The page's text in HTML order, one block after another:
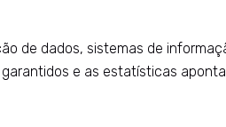
de dados, sistemas de
e as estatísticas